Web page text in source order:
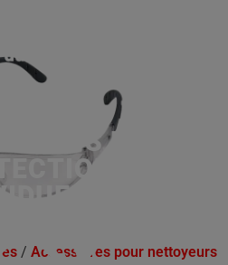
DE
/ Accessoires pour nettoyeurs